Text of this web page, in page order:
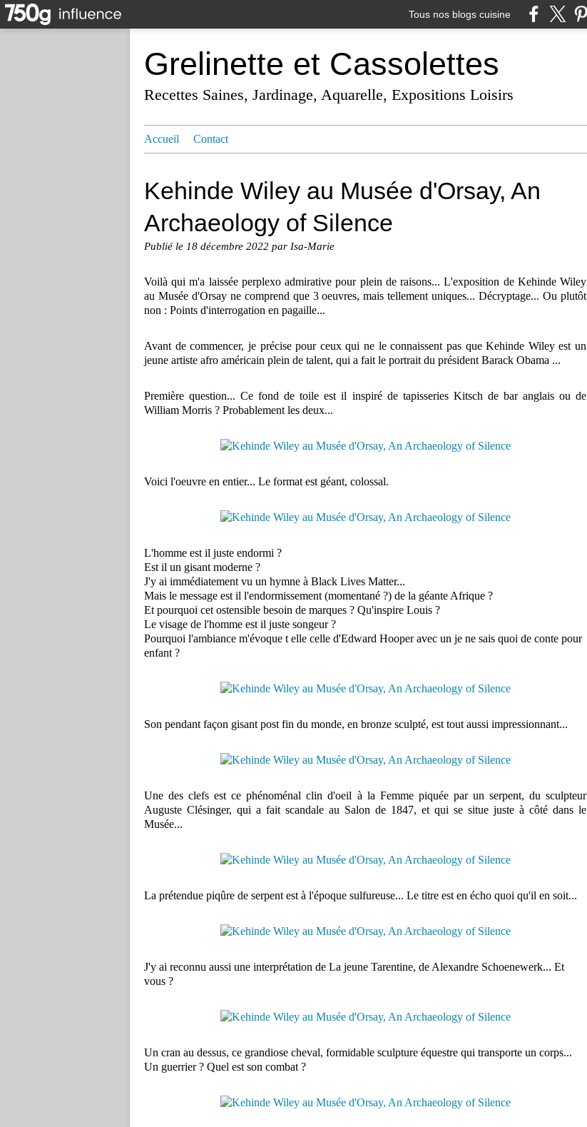
Tous nos blogs cuisine
Grelinette et Cassolettes
Recettes Saines, Jardinage, Aquarelle, Expositions Loisirs
Accueil Contact
Kehinde Wiley au Musée d'Orsay, An
Archaeology of Silence
Publié le 18 décembre 2022 par Isa-Marie
Voilà qui m'a laissée perplexo admirative pour plein de raisons... L'exposition de Kehinde Wiley
au Musée d'Orsay ne comprend que 3 oeuvres, mais tellement uniques... Décryptage... Ou plutôt
non : Points d'interrogation en pagaille...
Avant de commencer, je précise pour ceux qui ne le connaissent pas que Kehinde Wiley est un
jeune artiste afro américain plein de talent, qui a fait le portrait du président Barack Obama ...
Première question... Ce fond de toile est il inspiré de tapisseries Kitsch de bar anglais ou de
William Morris ? Probablement les deux...
Voici l'oeuvre en entier... Le format est géant, colossal.
L'homme est il juste endormi ?
Est il un gisant moderne ?
J'y ai immédiatement vu un hymne à Black Lives Matter...
Mais le message est il l'endormissement (momentané ?) de la géante Afrique ?
Et pourquoi cet ostensible besoin de marques ? Qu'inspire Louis ?
Le visage de l'homme est il juste songeur ?
Pourquoi l'ambiance m'évoque t elle celle d'Edward Hooper avec un je ne sais quoi de conte pour
enfant ?
Son pendant façon gisant post fin du monde, en bronze sculpté, est tout aussi impressionnant...
Une des clefs est ce phénoménal clin d'oeil à la Femme piquée par un serpent, du sculpteur
Auguste Clésinger, qui a fait scandale au Salon de 1847, et qui se situe juste à côté dans le
Musée...
La prétendue piqûre de serpent est à l'époque sulfureuse... Le titre est en écho quoi qu'il en soit...
J'y ai reconnu aussi une interprétation de La jeune Tarentine, deAlexandre Schoenewerk... Et
vous ?
Un cran au dessus, ce grandiose cheval, formidable sculpture équestre qui transporte un corps...
Un guerrier ? Quel est son combat ?